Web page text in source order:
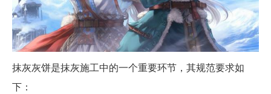
抹灰灰饼是抹灰施工中的一个重要环节，其规范要求如
下：